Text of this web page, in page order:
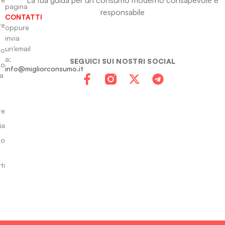
responsabile
SEGUICI SUI NOSTRI SOCIAL
pagina
CONTATTI
oppure
invia
un’email
a:
info@migliorconsumo.it